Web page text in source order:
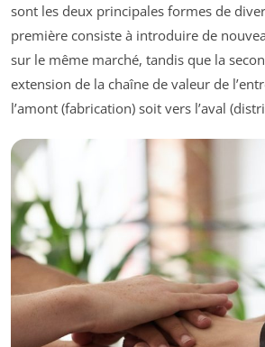
sont les deux principales formes de
première consiste à introduire de
sur le même marché, tandis que la
extension de la chaîne de valeur de
l’amont (fabrication) soit vers l’aval